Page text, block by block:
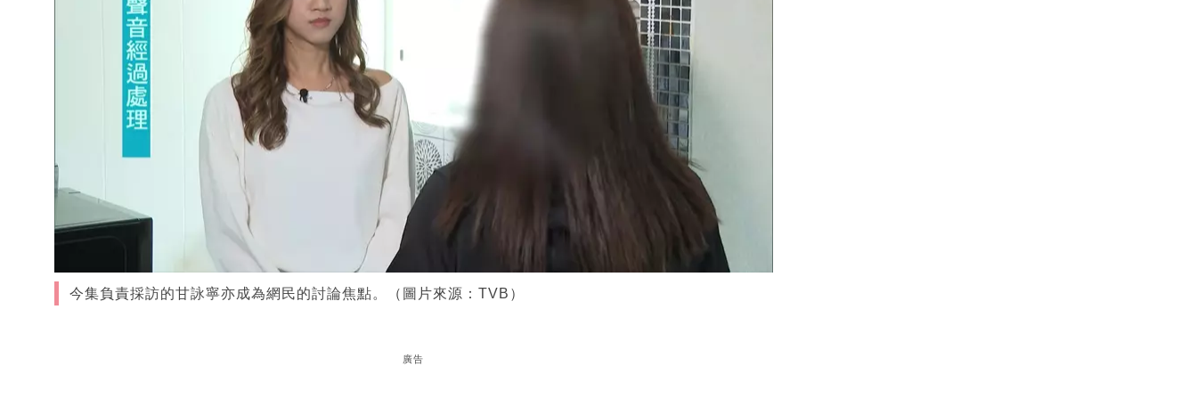
今集負責採訪的甘詠寧亦成為網民的討論焦點。（圖片來源：TVB）
廣告